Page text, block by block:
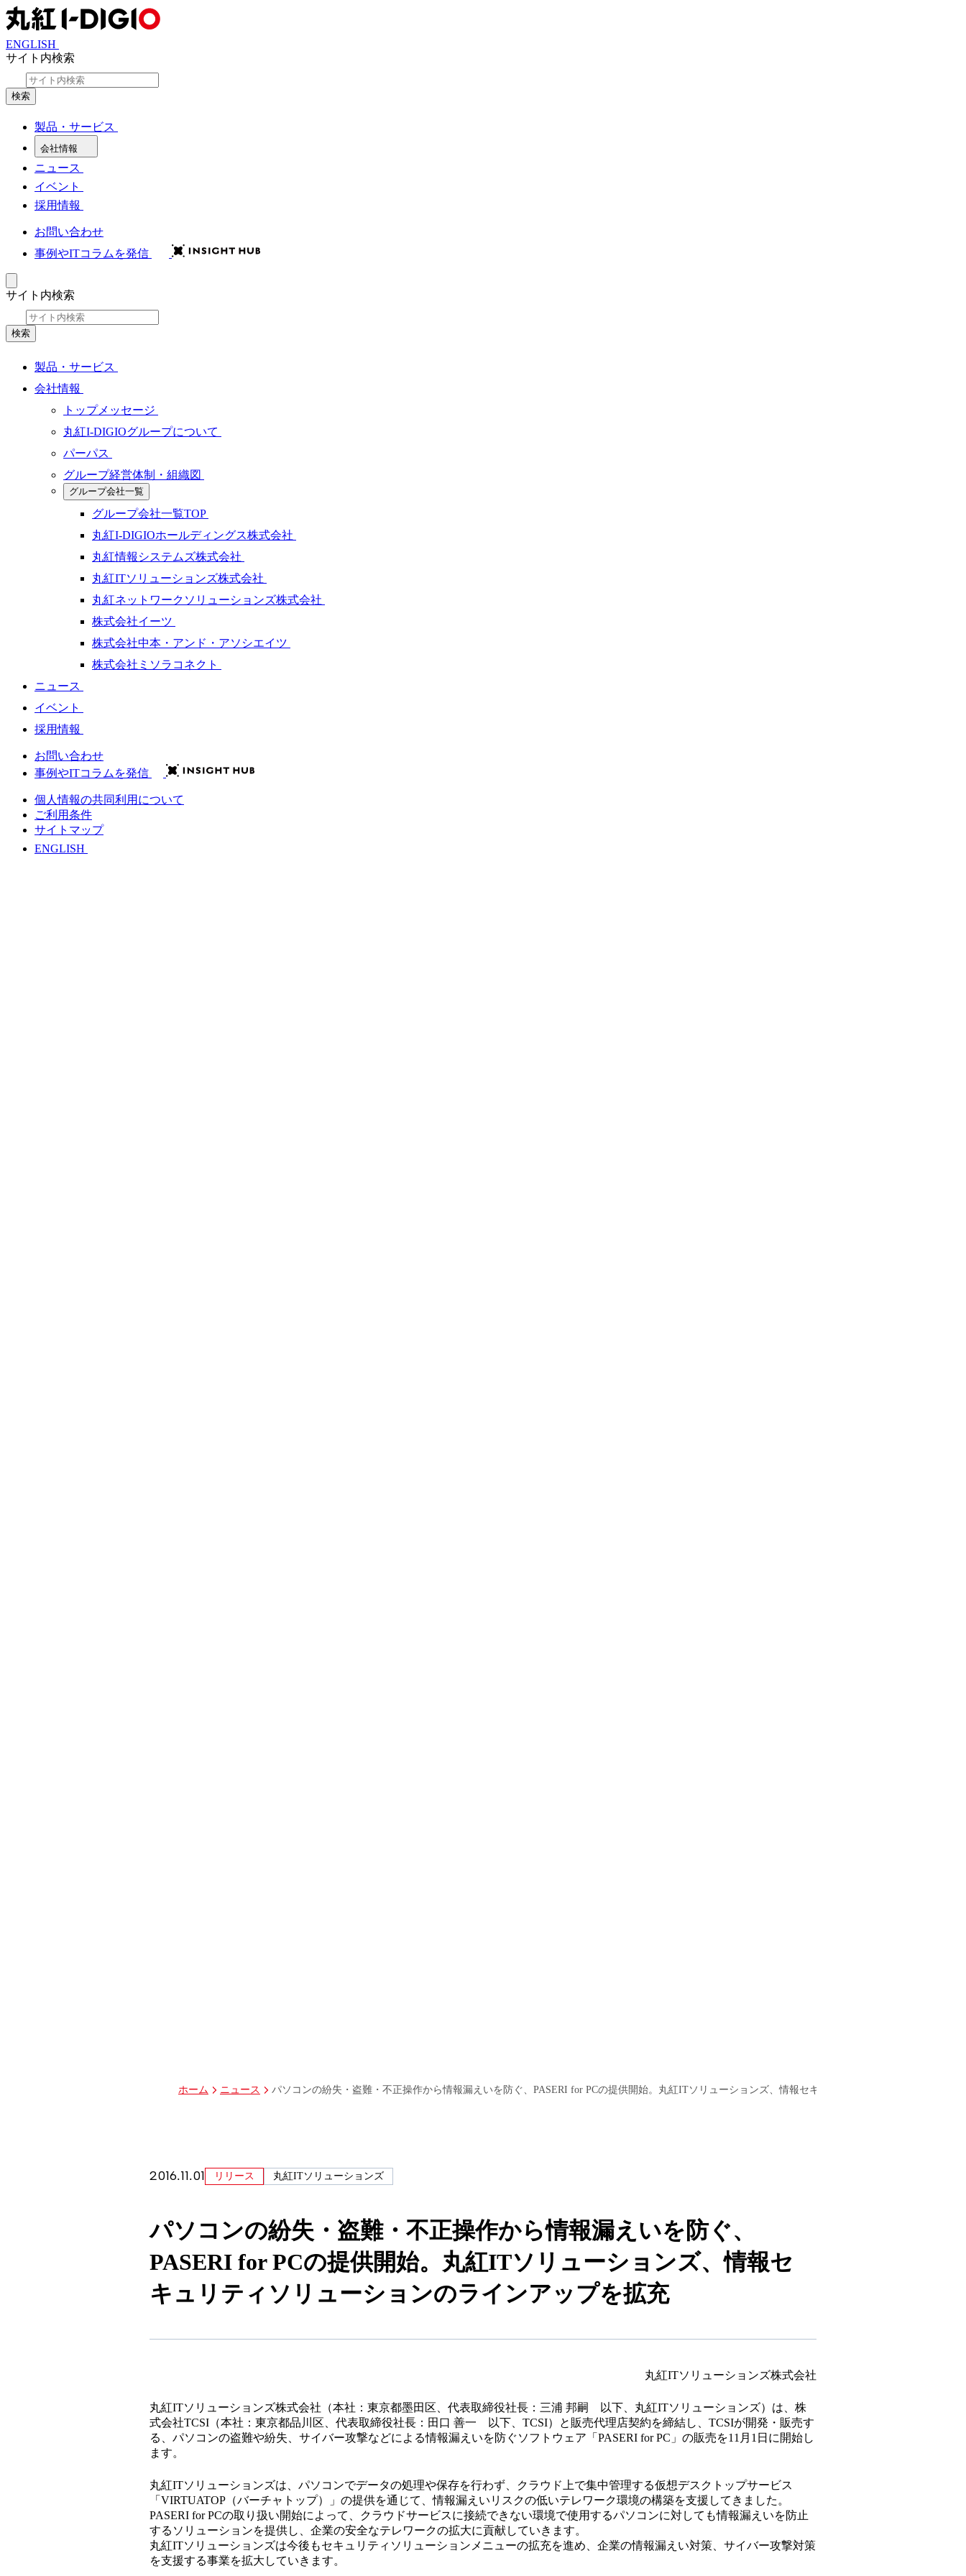
ENGLISH
サイト内検索
検索
製品・サービス
会社情報
ニュース
イベント
採用情報
お問い合わせ
事例やITコラムを発信
サイト内検索
検索
製品・サービス
会社情報
トップメッセージ
丸紅I-DIGIOグループについて
パーパス
グループ経営体制・組織図
グループ会社一覧
グループ会社一覧TOP
丸紅I-DIGIOホールディングス株式会社
丸紅情報システムズ株式会社
丸紅ITソリューションズ株式会社
丸紅ネットワークソリューションズ株式会社
株式会社イーツ
株式会社中本・アンド・アソシエイツ
株式会社ミソラコネクト
ニュース
イベント
採用情報
お問い合わせ
事例やITコラムを発信
個人情報の共同利用について
ご利用条件
サイトマップ
ENGLISH
ホーム ニュース パソコンの紛失・盗難・不正操作から情報漏えいを防ぐ、PASERI for PCの提供開始。丸紅ITソリューションズ、情報セキュリティソリューションのライ
2016.11.01 リリース 丸紅ITソリューションズ
パソコンの紛失・盗難・不正操作から情報漏えいを防ぐ、
PASERI for PCの提供開始。丸紅ITソリューションズ、情報セ
キュリティソリューションのラインアップを拡充
丸紅ITソリューションズ株式会社
丸紅ITソリューションズ株式会社（本社：東京都墨田区、代表取締役社長：三浦 邦嗣 以下、丸紅ITソリューションズ）は、株
式会社TCSI（本社：東京都品川区、代表取締役社長：田口 善一 以下、TCSI）と販売代理店契約を締結し、TCSIが開発・販売す
る、パソコンの盗難や紛失、サイバー攻撃などによる情報漏えいを防ぐソフトウェア「PASERI for PC」の販売を11月1日に開始し
ます。
丸紅ITソリューションズは、パソコンでデータの処理や保存を行わず、クラウド上で集中管理する仮想デスクトップサービス
「VIRTUATOP（バーチャトップ）」の提供を通じて、情報漏えいリスクの低いテレワーク環境の構築を支援してきました。
PASERI for PCの取り扱い開始によって、クラウドサービスに接続できない環境で使用するパソコンに対しても情報漏えいを防止
するソリューションを提供し、企業の安全なテレワークの拡大に貢献していきます。
丸紅ITソリューションズは今後もセキュリティソリューションメニューの拡充を進め、企業の情報漏えい対策、サイバー攻撃対策
を支援する事業を拡大していきます。